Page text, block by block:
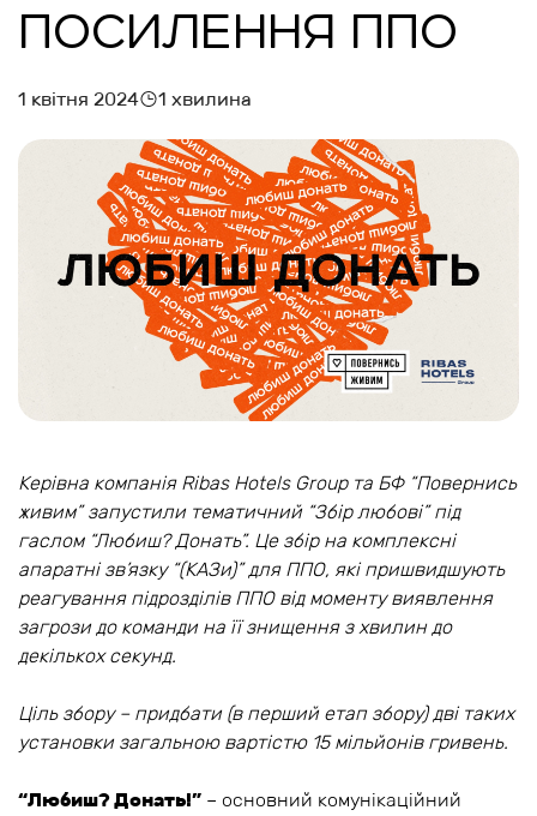
ПОСИЛЕННЯ ППО
1 квітня 2024 1 хвилина
Керівна компанія Ribas Hotels Group та БФ “Повернись
живим” запустили тематичний “Збір любові” під
гаслом “Любиш? Донать”. Це збір на комплексні
апаратні зв’язку “(КАЗи)” для ППО, які пришвидшують
реагування підрозділів ППО від моменту виявлення
загрози до команди на її знищення з хвилин до
декількох секунд.
Ціль збору – придбати (в перший етап збору) дві таких
установки загальною вартістю 15 мільйонів гривень.
“Любиш? Донать!” – основний комунікаційний